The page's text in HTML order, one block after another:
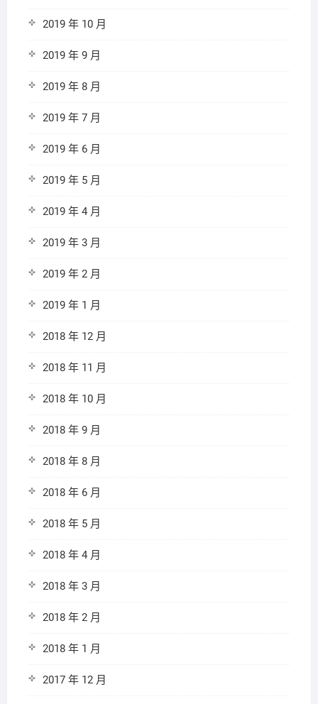
2019 年 10 月
2019 年 9 月
2019 年 8 月
2019 年 7 月
2019 年 6 月
2019 年 5 月
2019 年 4 月
2019 年 3 月
2019 年 2 月
2019 年 1 月
2018 年 12 月
2018 年 11 月
2018 年 10 月
2018 年 9 月
2018 年 8 月
2018 年 6 月
2018 年 5 月
2018 年 4 月
2018 年 3 月
2018 年 2 月
2018 年 1 月
2017 年 12 月